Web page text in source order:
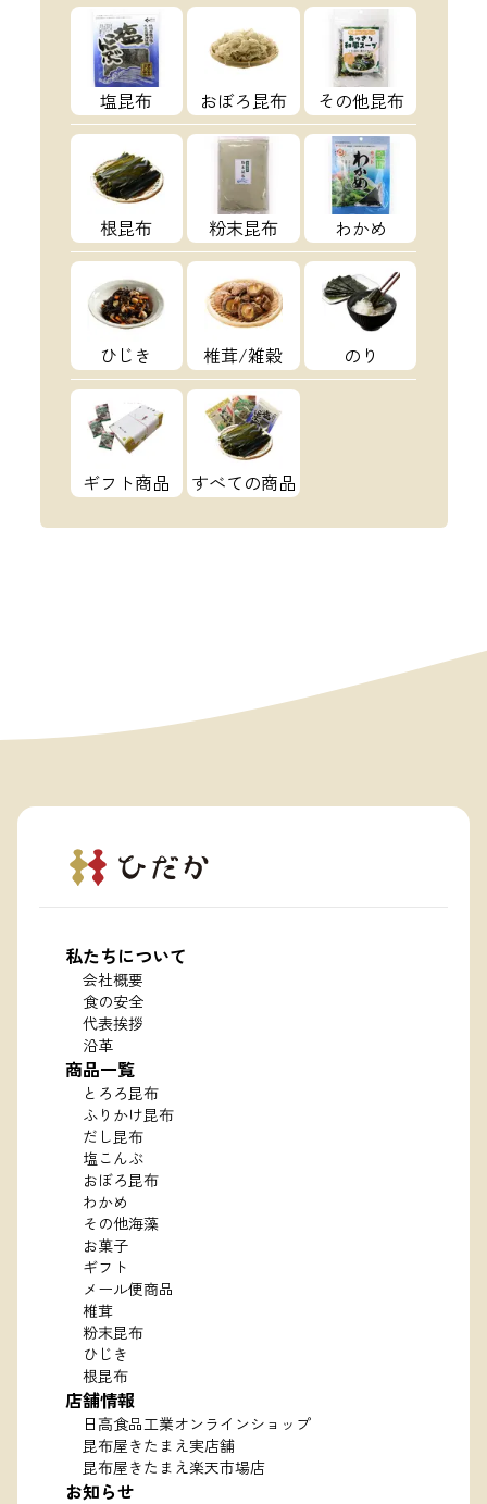
塩昆布 おぼろ昆布 その他昆布
根昆布 粉末昆布 わかめ
ひじき 椎茸/雑穀 のり
ギフト商品 すべての商品
私たちについて
会社概要
食の安全
代表挨拶
沿革
商品一覧
とろろ昆布
ふりかけ昆布
だし昆布
塩こんぶ
おぼろ昆布
わかめ
その他海藻
お菓子
ギフト
メール便商品
椎茸
粉末昆布
ひじき
根昆布
店舗情報
日高食品工業オンラインショップ
昆布屋きたまえ実店舗
昆布屋きたまえ楽天市場店
お知らせ